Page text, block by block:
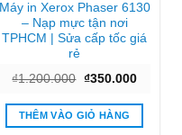
Máy in Xerox Phaser 6130
– Nạp mực tận nơi
TPHCM | Sửa cấp tốc giá
rẻ
₫1.200.000 Giá
là:
₫1.200.000.
₫350.000Giá
tại
THÊM VÀO GIỎ HÀNG